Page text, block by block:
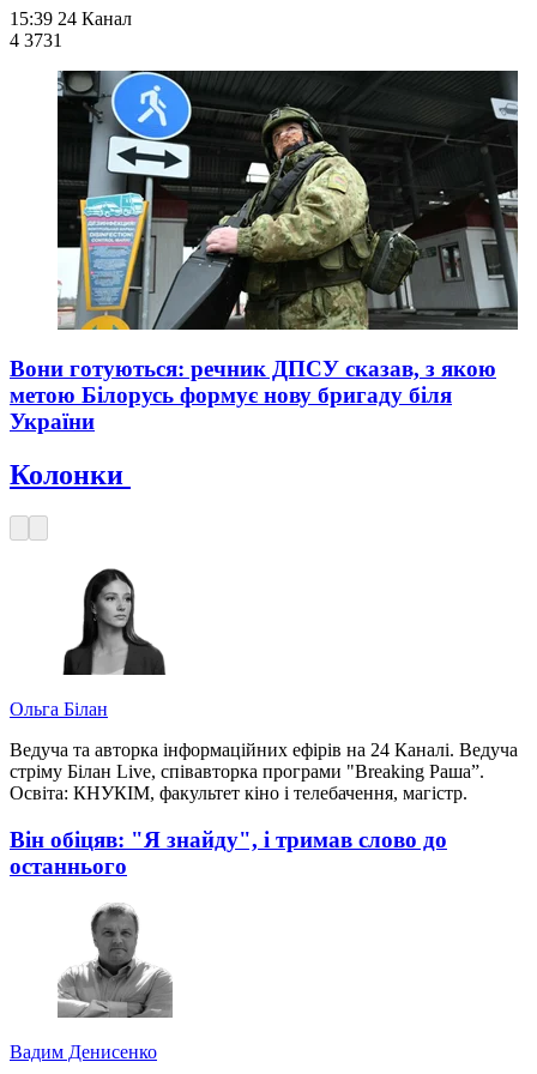
15:39 24 Канал
4 3731
Вони готуються: речник ДПСУ сказав, з якою
метою Білорусь формує нову бригаду біля
України
Колонки
Ольга Білан
Ведуча та авторка інформаційних ефірів на 24 Каналі. Ведуча
стріму Білан Live, співавторка програми "Breaking Раша”.
Освіта: КНУКІМ, факультет кіно і телебачення, магістр.
Він обіцяв: "Я знайду", і тримав слово до
останнього
Вадим Денисенко